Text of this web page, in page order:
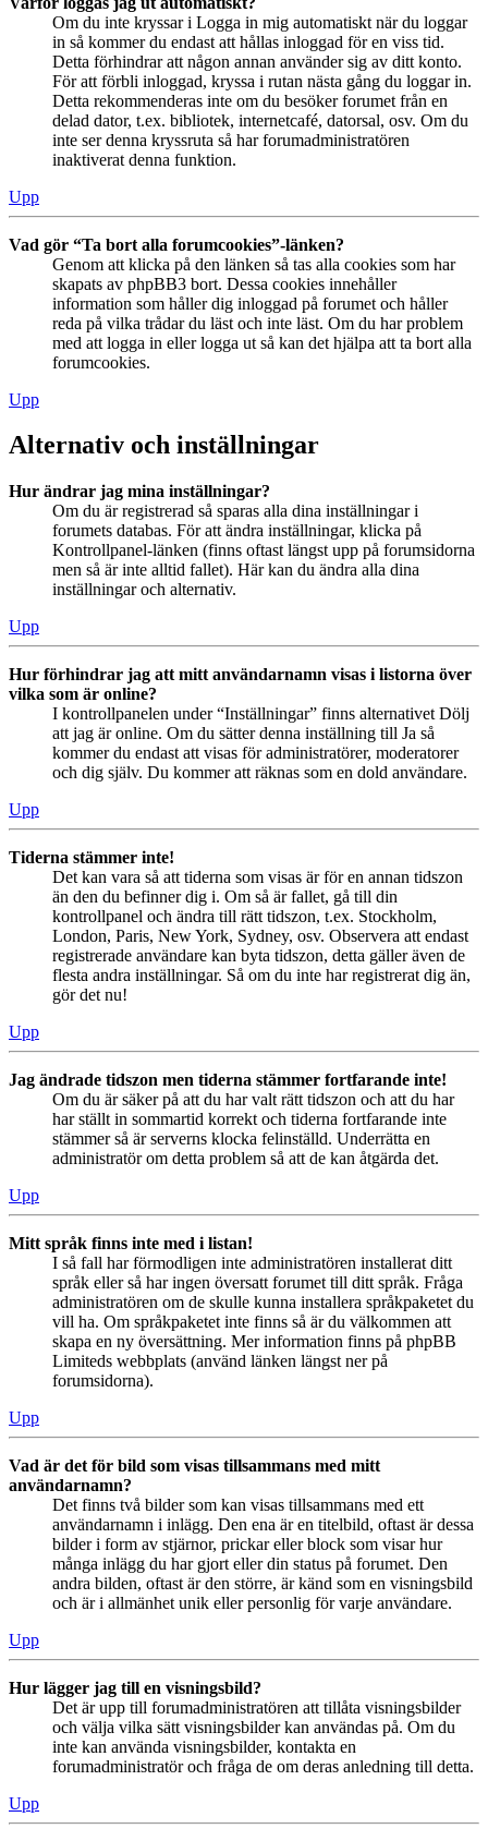
Om du inte kryssar i Logga in mig automatiskt när du loggar
in så kommer du endast att hållas inloggad för en viss tid.
Detta förhindrar att någon annan använder sig av ditt konto.
För att förbli inloggad, kryssa i rutan nästa gång du loggar in.
Detta rekommenderas inte om du besöker forumet från en
delad dator, t.ex. bibliotek, internetcafé, datorsal, osv. Om du
inte ser denna kryssruta så har forumadministratören
inaktiverat denna funktion.
Upp
Vad gör “Ta bort alla forumcookies”-länken?
Genom att klicka på den länken så tas alla cookies som har
skapats av phpBB3 bort. Dessa cookies innehåller
information som håller dig inloggad på forumet och håller
reda på vilka trådar du läst och inte läst. Om du har problem
med att logga in eller logga ut så kan det hjälpa att ta bort alla
forumcookies.
Upp
Alternativ och inställningar
Hur ändrar jag mina inställningar?
Om du är registrerad så sparas alla dina inställningar i
forumets databas. För att ändra inställningar, klicka på
Kontrollpanel-länken (finns oftast längst upp på forumsidorna
men så är inte alltid fallet). Här kan du ändra alla dina
inställningar och alternativ.
Upp
Hur förhindrar jag att mitt användarnamn visas i listorna över
vilka som är online?
I kontrollpanelen under “Inställningar” finns alternativet Dölj
att jag är online. Om du sätter denna inställning till Ja så
kommer du endast att visas för administratörer, moderatorer
och dig själv. Du kommer att räknas som en dold användare.
Upp
Tiderna stämmer inte!
Det kan vara så att tiderna som visas är för en annan tidszon
än den du befinner dig i. Om så är fallet, gå till din
kontrollpanel och ändra till rätt tidszon, t.ex. Stockholm,
London, Paris, New York, Sydney, osv. Observera att endast
registrerade användare kan byta tidszon, detta gäller även de
flesta andra inställningar. Så om du inte har registrerat dig än,
gör det nu!
Upp
Jag ändrade tidszon men tiderna stämmer fortfarande inte!
Om du är säker på att du har valt rätt tidszon och att du har
har ställt in sommartid korrekt och tiderna fortfarande inte
stämmer så är serverns klocka felinställd. Underrätta en
administratör om detta problem så att de kan åtgärda det.
Upp
Mitt språk finns inte med i listan!
I så fall har förmodligen inte administratören installerat ditt
språk eller så har ingen översatt forumet till ditt språk. Fråga
administratören om de skulle kunna installera språkpaketet du
vill ha. Om språkpaketet inte finns så är du välkommen att
skapa en ny översättning. Mer information finns på phpBB
Limiteds webbplats (använd länken längst ner på
forumsidorna).
Upp
Vad är det för bild som visas tillsammans med mitt
användarnamn?
Det finns två bilder som kan visas tillsammans med ett
användarnamn i inlägg. Den ena är en titelbild, oftast är dessa
bilder i form av stjärnor, prickar eller block som visar hur
många inlägg du har gjort eller din status på forumet. Den
andra bilden, oftast är den större, är känd som en visningsbild
och är i allmänhet unik eller personlig för varje användare.
Upp
Hur lägger jag till en visningsbild?
Det är upp till forumadministratören att tillåta visningsbilder
och välja vilka sätt visningsbilder kan användas på. Om du
inte kan använda visningsbilder, kontakta en
forumadministratör och fråga de om deras anledning till detta.
Upp